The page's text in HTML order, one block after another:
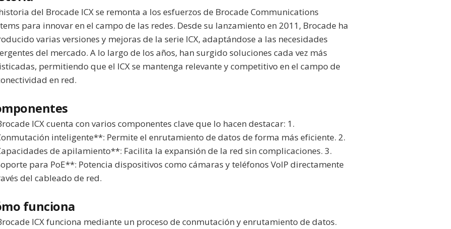
del Brocade ICX se remonta a los esfuerzos de Brocade Communications
para innovar en el campo de las redes. Desde su lanzamiento en 2011, Brocade ha
varias versiones y mejoras de la serie ICX, adaptándose a las necesidades
del mercado. A lo largo de los años, han surgido soluciones cada vez más
permitiendo que el ICX se mantenga relevante y competitivo en el campo de
en red.
ICX cuenta con varios componentes clave que lo hacen destacar: 1.
inteligente**: Permite el enrutamiento de datos de forma más eficiente. 2.
de apilamiento**: Facilita la expansión de la red sin complicaciones. 3.
para PoE**: Potencia dispositivos como cámaras y teléfonos VoIP directamente
del cableado de red.
funciona
ICX funciona mediante un proceso de conmutación y enrutamiento de datos.